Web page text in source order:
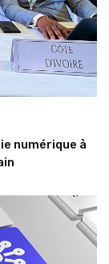
numérique à